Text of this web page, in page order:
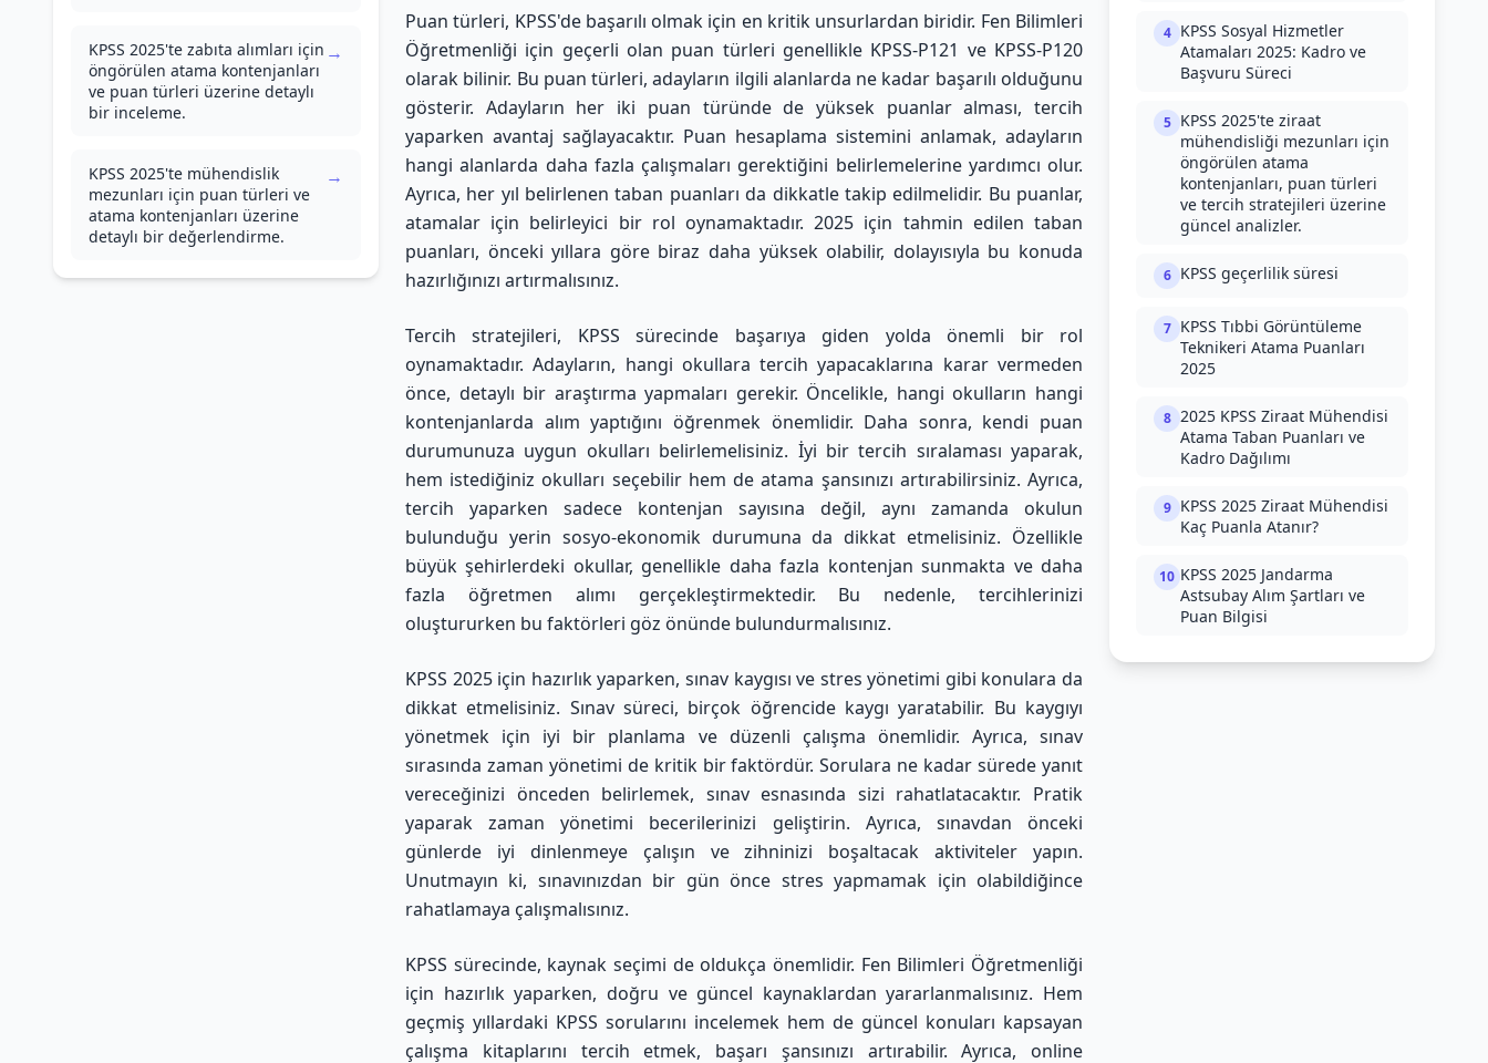
KPSS 2025'te zabıta alımları için
öngörülen atama kontenjanları
ve puan türleri üzerine detaylı
bir inceleme.
→
KPSS 2025'te mühendislik
mezunları için puan türleri ve
atama kontenjanları üzerine
detaylı bir değerlendirme.
→
Puan türleri, KPSS'de başarılı olmak için en kritik unsurlardan biridir. Fen Bilimleri
Öğretmenliği için geçerli olan puan türleri genellikle KPSS-P121 ve KPSS-P120
olarak bilinir. Bu puan türleri, adayların ilgili alanlarda ne kadar başarılı olduğunu
gösterir. Adayların her iki puan türünde de yüksek puanlar alması, tercih
yaparken avantaj sağlayacaktır. Puan hesaplama sistemini anlamak, adayların
hangi alanlarda daha fazla çalışmaları gerektiğini belirlemelerine yardımcı olur.
Ayrıca, her yıl belirlenen taban puanları da dikkatle takip edilmelidir. Bu puanlar,
atamalar için belirleyici bir rol oynamaktadır. 2025 için tahmin edilen taban
puanları, önceki yıllara göre biraz daha yüksek olabilir, dolayısıyla bu konuda
hazırlığınızı artırmalısınız.
Tercih stratejileri, KPSS sürecinde başarıya giden yolda önemli bir rol
oynamaktadır. Adayların, hangi okullara tercih yapacaklarına karar vermeden
önce, detaylı bir araştırma yapmaları gerekir. Öncelikle, hangi okulların hangi
kontenjanlarda alım yaptığını öğrenmek önemlidir. Daha sonra, kendi puan
durumunuza uygun okulları belirlemelisiniz. İyi bir tercih sıralaması yaparak,
hem istediğiniz okulları seçebilir hem de atama şansınızı artırabilirsiniz. Ayrıca,
tercih yaparken sadece kontenjan sayısına değil, aynı zamanda okulun
bulunduğu yerin sosyo-ekonomik durumuna da dikkat etmelisiniz. Özellikle
büyük şehirlerdeki okullar, genellikle daha fazla kontenjan sunmakta ve daha
fazla öğretmen alımı gerçekleştirmektedir. Bu nedenle, tercihlerinizi
oluştururken bu faktörleri göz önünde bulundurmalısınız.
KPSS 2025 için hazırlık yaparken, sınav kaygısı ve stres yönetimi gibi konulara da
dikkat etmelisiniz. Sınav süreci, birçok öğrencide kaygı yaratabilir. Bu kaygıyı
yönetmek için iyi bir planlama ve düzenli çalışma önemlidir. Ayrıca, sınav
sırasında zaman yönetimi de kritik bir faktördür. Sorulara ne kadar sürede yanıt
vereceğinizi önceden belirlemek, sınav esnasında sizi rahatlatacaktır. Pratik
yaparak zaman yönetimi becerilerinizi geliştirin. Ayrıca, sınavdan önceki
günlerde iyi dinlenmeye çalışın ve zihninizi boşaltacak aktiviteler yapın.
Unutmayın ki, sınavınızdan bir gün önce stres yapmamak için olabildiğince
rahatlamaya çalışmalısınız.
KPSS sürecinde, kaynak seçimi de oldukça önemlidir. Fen Bilimleri Öğretmenliği
için hazırlık yaparken, doğru ve güncel kaynaklardan yararlanmalısınız. Hem
geçmiş yıllardaki KPSS sorularını incelemek hem de güncel konuları kapsayan
çalışma kitaplarını tercih etmek, başarı şansınızı artırabilir. Ayrıca, online
4 KPSS Sosyal Hizmetler
Atamaları 2025: Kadro ve
Başvuru Süreci
5 KPSS 2025'te ziraat
mühendisliği mezunları için
öngörülen atama
kontenjanları, puan türleri
ve tercih stratejileri üzerine
güncel analizler.
6 KPSS geçerlilik süresi
7 KPSS Tıbbi Görüntüleme
Teknikeri Atama Puanları
2025
8 2025 KPSS Ziraat Mühendisi
Atama Taban Puanları ve
Kadro Dağılımı
9 KPSS 2025 Ziraat Mühendisi
Kaç Puanla Atanır?
10 KPSS 2025 Jandarma
Astsubay Alım Şartları ve
Puan Bilgisi